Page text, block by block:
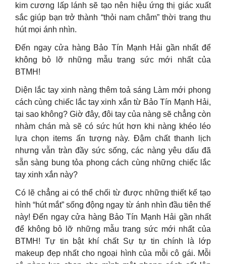
kim cương lấp lánh sẽ tạo nên hiệu ứng thị giác xuất
sắc giúp bạn trở thành “thỏi nam châm” thời trang thu
hút mọi ánh nhìn.
Đến ngay cửa hàng Bảo Tín Mạnh Hải gần nhất để
không bỏ lỡ những mẫu trang sức mới nhất của
BTMH!
Diện lắc tay xinh nàng thêm toả sáng Làm mới phong
cách cùng chiếc lắc tay xinh xắn từ Bảo Tín Mạnh Hải,
tại sao không? Giờ đây, đôi tay của nàng sẽ chẳng còn
nhàm chán mà sẽ có sức hút hơn khi nàng khéo léo
lựa chọn items ấn tượng này. Đậm chất thanh lịch
nhưng vẫn tràn đầy sức sống, các nàng yêu dấu đã
sẵn sàng bung tỏa phong cách cùng những chiếc lắc
tay xinh xắn này?
Có lẽ chẳng ai có thể chối từ được những thiết kế tạo
hình “hút mắt” sống động ngay từ ánh nhìn đầu tiên thế
này! Đến ngay cửa hàng Bảo Tín Mạnh Hải gần nhất
để không bỏ lỡ những mẫu trang sức mới nhất của
BTMH! Tự tin bật khí chất Sự tự tin chính là lớp
makeup đẹp nhất cho ngoại hình của mỗi cô gái. Mỗi